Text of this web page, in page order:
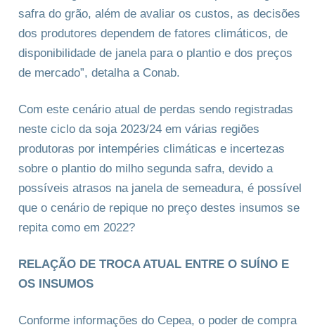
safra do grão, além de avaliar os custos, as decisões
dos produtores dependem de fatores climáticos, de
disponibilidade de janela para o plantio e dos preços
de mercado”, detalha a Conab.
Com este cenário atual de perdas sendo registradas
neste ciclo da soja 2023/24 em várias regiões
produtoras por intempéries climáticas e incertezas
sobre o plantio do milho segunda safra, devido a
possíveis atrasos na janela de semeadura, é possível
que o cenário de repique no preço destes insumos se
repita como em 2022?
RELAÇÃO DE TROCA ATUAL ENTRE O SUÍNO E
OS INSUMOS
Conforme informações do Cepea, o poder de compra